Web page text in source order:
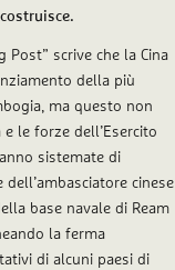
Post” scrive che la Cina
della più
ma questo non
le forze dell’Esercito
sistemate di
cinese
base navale di Ream
la ferma
di alcuni paesi di